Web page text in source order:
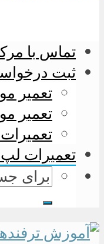
تماس با
ثبت
تعمیر
تعمیر
تعمیرات